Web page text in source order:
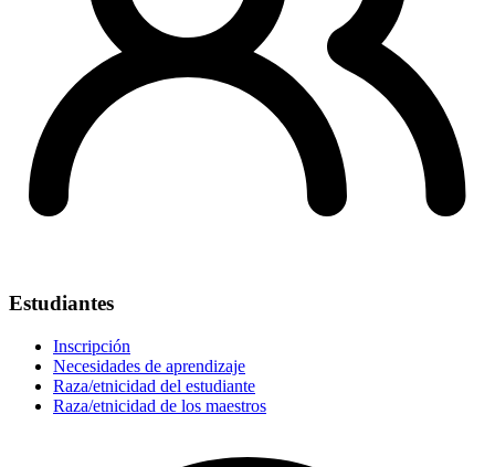
Estudiantes
Inscripción
Necesidades de aprendizaje
Raza/etnicidad del estudiante
Raza/etnicidad de los maestros